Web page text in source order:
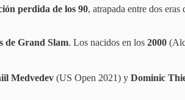
perdida de los 90, atrapada entre dos eras
de Grand Slam. Los nacidos en los 2000
Medvedev (US Open 2021) y Dominic